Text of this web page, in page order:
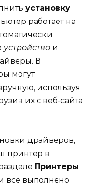
установку
работает на
устройство и
В
могут
используя
их с веб-сайта
драйверов,
принтер в
Принтеры
все выполнено